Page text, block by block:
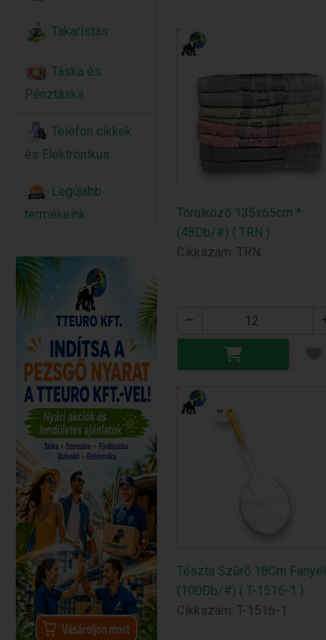
Takaristás
Táska és
Pénztáska
Telefon cikkek
és Elektronikus
Legújabb
termékeink
Törülköző 135x65cm *
(48Db/#) ( TRN )
Cikkszám: TRN
Tészta Szűrő 18Cm Fanyél
(100Db/#) ( T-1516-1 )
Cikkszám: T-1516-1